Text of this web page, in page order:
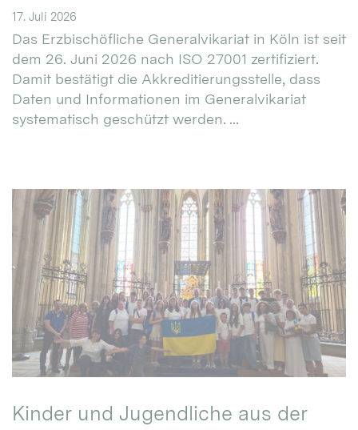
17. Juli 2026
Das Erzbischöfliche Generalvikariat in Köln ist seit
dem 26. Juni 2026 nach ISO 27001 zertifiziert.
Damit bestätigt die Akkreditierungsstelle, dass
Daten und Informationen im Generalvikariat
systematisch geschützt werden. ...
Kinder und Jugendliche aus der